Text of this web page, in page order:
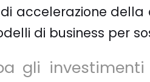
accelerazione della
di business per
gli